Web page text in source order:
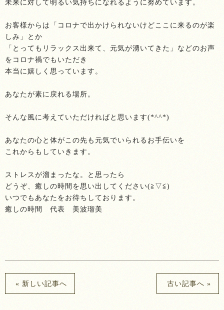
未来に対して明るい気持ちになれるように努めています。
お客様からは「コロナで出かけられないけどここに来るのが楽
しみ」とか
「とってもリラックス出来て、元気が湧いてきた」などのお声
をコロナ禍でもいただき
本当に嬉しく思っています。
あなたが素に戻れる場所。
そんな風に考えていただければと思います(*^^*)
あなたの心と体がこの先も元気でいられるお手伝いを
これからもしていきます。
ストレスが溜まったな。と思ったら
どうぞ、癒しの時間を思い出してください(≧▽≦)
いつでもあなたをお待ちしております。
癒しの時間 代表 美波瑠美
« 新しい記事へ 古い記事へ »